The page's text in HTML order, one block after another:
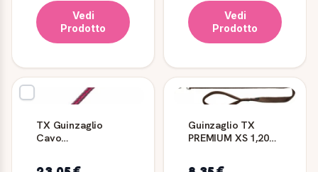
Vedi
Prodotto
Vedi
Prodotto
TX Guinzaglio
Cavo
L/XL MT 2
Guinzaglio TX
PREMIUM XS 1,20